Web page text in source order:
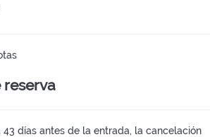
reserva
43 días antes de la entrada, la cancelación